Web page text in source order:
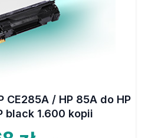
CE285A / HP 85A do HP
black 1.600 kopii